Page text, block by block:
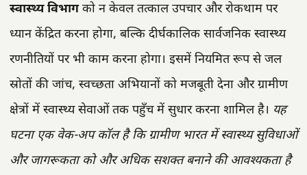
स्वास्थ्य विभागको न केवल तत्काल उपचार और रोकथाम पर
ध्यान केंद्रित करना होगा, बल्कि दीर्घकालिक सार्वजनिक स्वास्थ्य
रणनीतियों पर भी काम करना होगा। इसमें नियमित रूप से जल
स्रोतों की जांच, स्वच्छता अभियानों को मजबूती देना और ग्रामीण
क्षेत्रों में स्वास्थ्य सेवाओं तक पहुँच में सुधार करना शामिल है। यह
घटना एक वेक-अप कॉल है कि ग्रामीण भारत में स्वास्थ्य सुविधाओं
और जागरूकता को और अधिक सशक्त बनाने की आवश्यकता है